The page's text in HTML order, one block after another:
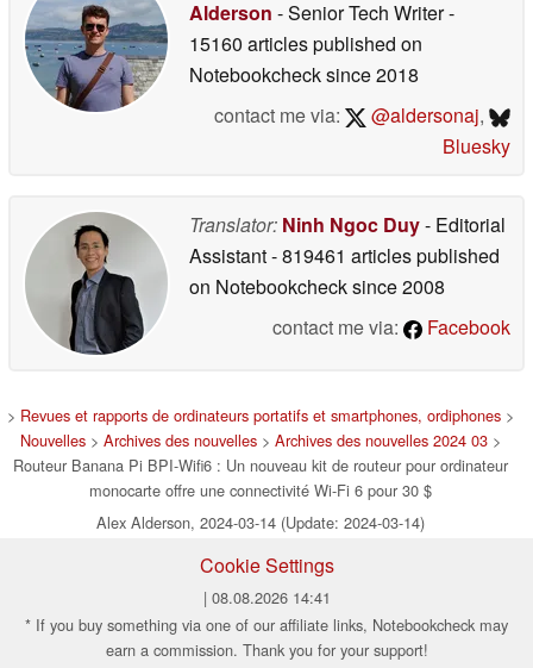
Alderson - Senior Tech Writer-
15160 articles published on
Notebookchecksince 2018
contact me via:
@aldersonaj,
Bluesky
Translator: Ninh Ngoc Duy- Editorial
Assistant- 819461 articles published
on Notebookchecksince 2008
contact me via:
Facebook
> Revues et rapports de ordinateurs portatifs et smartphones, ordiphones >
Nouvelles > Archives des nouvelles > Archives des nouvelles 2024 03 >
Routeur Banana Pi BPI-Wifi6 : Un nouveau kit de routeur pour ordinateur
monocarte offre une connectivité Wi-Fi 6 pour 30 $
Alex Alderson, 2024-03-14 (Update: 2024-03-14)
Cookie Settings
| 08.08.2026 14:41
* If you buy something via one of our affiliate links, Notebookcheck may
earn a commission. Thank you for your support!